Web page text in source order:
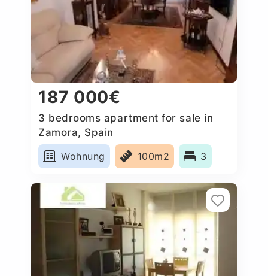
187 000€
3 bedrooms apartment for sale in
Zamora, Spain
Wohnung
100m2 3